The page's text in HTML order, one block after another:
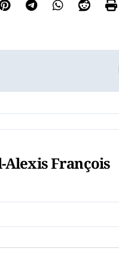
Alexis François